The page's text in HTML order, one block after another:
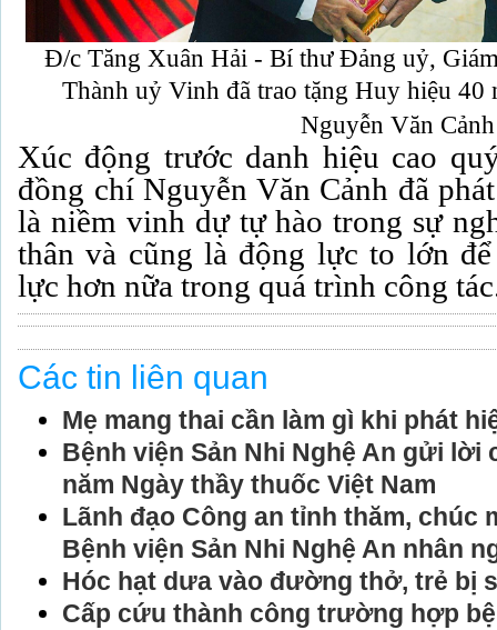
Đ/c Tăng Xuân Hải - Bí thư Đảng uỷ,
Thành uỷ Vinh đã trao tặng Huy hiệu
Nguyễn Văn Cảnh
Xúc động trước danh hiệu cao
đồng chí Nguyễn Văn Cảnh đã
là niềm vinh dự tự hào trong sự
thân và cũng là động lực to lớn
lực hơn nữa trong quá trình công
Các tin liên quan
Mẹ mang thai cần làm gì khi phát
Bệnh viện Sản Nhi Nghệ An gửi lời
năm Ngày thầy thuốc Việt Nam
Lãnh đạo Công an tỉnh thăm, chúc
Bệnh viện Sản Nhi Nghệ An nhân
Hóc hạt dưa vào đường thở, trẻ bị
Cấp cứu thành công trường hợp